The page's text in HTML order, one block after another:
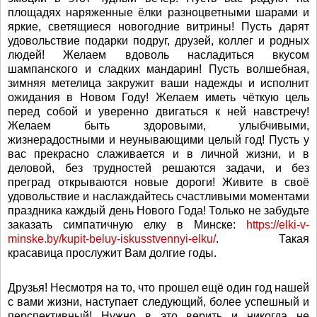
площадях наряженные ёлки разноцветными шарами и
яркие, светящиеся новогодние витрины! Пусть дарят
удовольствие подарки подруг, друзей, коллег и родных
людей! Желаем вдоволь насладиться вкусом
шампанского и сладких мандарин! Пусть волшебная,
зимняя метелица закружит ваши надежды и исполнит
ожидания в Новом Году! Желаем иметь чёткую цель
перед собой и уверенно двигаться к ней навстречу!
Желаем быть здоровыми, улыбчивыми,
жизнерадостными и неунывающими целый год! Пусть у
вас прекрасно слаживается и в личной жизни, и в
деловой, без трудностей решаются задачи, и без
преград открываются новые дороги! Живите в своё
удовольствие и наслаждайтесь счастливыми моментами
праздника каждый день Нового Года! Только не забудьте
заказать симпатичную елку в Минске:
https://elki-v-
minske.by/kupit-beluy-iskusstvennyi-elku/. Такая
красавица прослужит Вам долгие годы.
Друзья! Несмотря на то, что прошел ещё один год нашей
с вами жизни, наступает следующий, более успешный и